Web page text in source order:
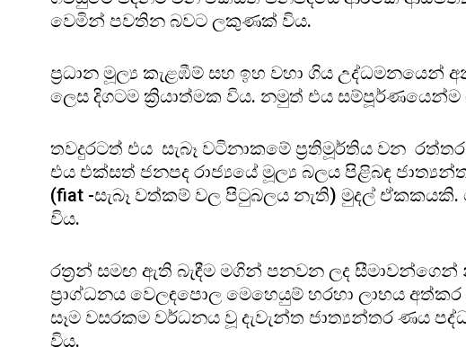
වෙමින් පවතින බවට ලකුණක් විය.
ප්‍රධාන මූල්‍ය කැළඹීම් සහ ඉහ වහා ගිය
ලෙස දිගටම ක්‍රියාත්මක විය. නමුත් එය
තවදුරටත් එය සැබෑ වටිනාකමේ ප්‍රතිමූර්තිය වන
එය එක්සත් ජනපද රාජ්‍යයේ මූල්‍ය බලය පිළිබඳ
(fiat -සැබෑ වත්කම් වල පිටුබලය නැති) මුදල්
විය.
රත්‍රන් සමඟ ඇති බැඳීම මගින් පනවන ලද
ප්‍රාග්ධනය වෙලඳපොල මෙහෙයුම් හරහා ලාභය
සෑම වසරකම වර්ධනය වූ දැවැන්ත ජාත්‍යන්තර ණය
විය.